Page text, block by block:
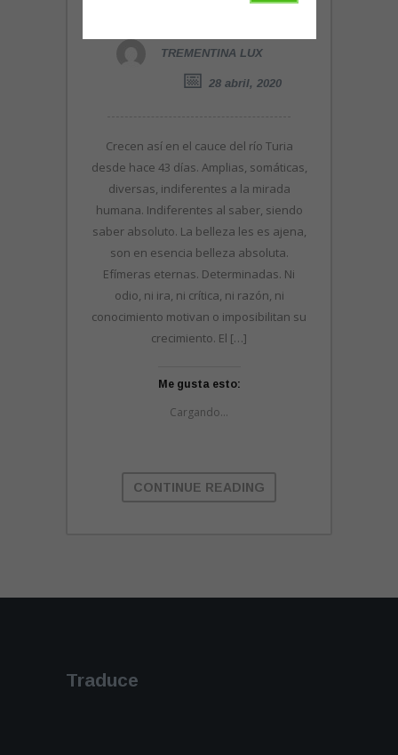
(Tanto que aprender…)
TREMENTINA LUX
28 abril, 2020
Crecen así en el cauce del río Turia
desde hace 43 días. Amplias, somáticas,
diversas, indiferentes a la mirada
humana. Indiferentes al saber, siendo
saber absoluto. La belleza les es ajena,
son en esencia belleza absoluta.
Efímeras eternas. Determinadas. Ni
odio, ni ira, ni crítica, ni razón, ni
conocimiento motivan o imposibilitan su
crecimiento. El […]
Me gusta esto:
Cargando...
CONTINUE READING
Traduce